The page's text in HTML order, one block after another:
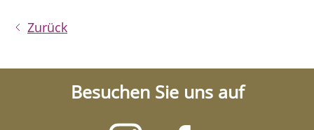
Zurück
Besuchen Sie uns auf
Besuchen
Besuchen